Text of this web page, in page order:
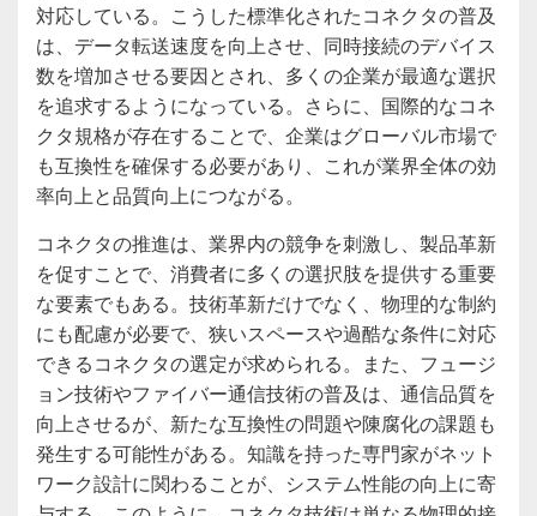
対応している。こうした標準化されたコネクタの普及
は、データ転送速度を向上させ、同時接続のデバイス
数を増加させる要因とされ、多くの企業が最適な選択
を追求するようになっている。さらに、国際的なコネ
クタ規格が存在することで、企業はグローバル市場で
も互換性を確保する必要があり、これが業界全体の効
率向上と品質向上につながる。
コネクタの推進は、業界内の競争を刺激し、製品革新
を促すことで、消費者に多くの選択肢を提供する重要
な要素でもある。技術革新だけでなく、物理的な制約
にも配慮が必要で、狭いスペースや過酷な条件に対応
できるコネクタの選定が求められる。また、フュージ
ョン技術やファイバー通信技術の普及は、通信品質を
向上させるが、新たな互換性の問題や陳腐化の課題も
発生する可能性がある。知識を持った専門家がネット
ワーク設計に関わることが、システム性能の向上に寄